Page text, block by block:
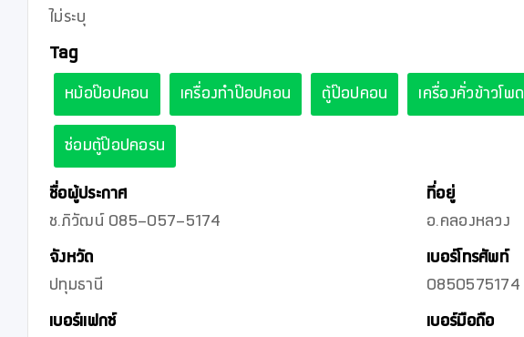
ไม่ระบุ
Tag
หม้อป๊อปคอน เครื่องทำป๊อปคอน ตู้ป๊อปคอน เครื่องคั่วข้าวโพด
ซ่อมตู้ป๊อปคอรน
ชื่อผู้ประกาศ
ช.ภิวัฒน์ 085-057-5174
ที่อยู่
อ.คลองหลวง
จังหวัด
ปทุมธานี
เบอร์โทรศัพท์
0850575174
เบอร์แฟกซ์
เบอร์มือถือ